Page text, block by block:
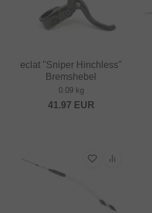
eclat "Sniper Hinchless"
Bremshebel
0.09 kg
41.97 EUR